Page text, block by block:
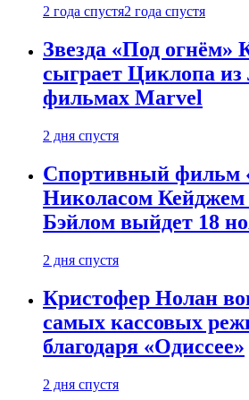
2 года спустя2 года спустя
Звезда «Под огнём»
сыграет Циклопа
фильмах Marvel
2 дня спустя
Спортивный фильм
Николасом
Бэйлом выйдет 18
2 дня спустя
Кристофер Нолан
самых кассовых
благодаря «Одиссее»
2 дня спустя